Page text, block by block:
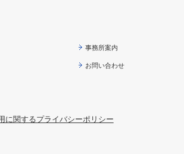
事務所案内
お問い合わせ
に関するプライバシーポリシー